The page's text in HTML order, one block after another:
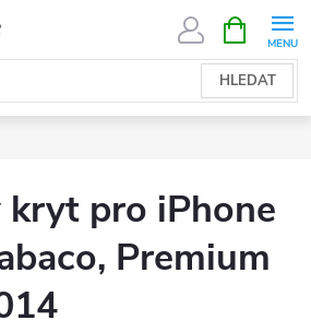
HLEDAT
NÁKUPNÍ
KOŠÍK
kryt pro iPhone
Premium